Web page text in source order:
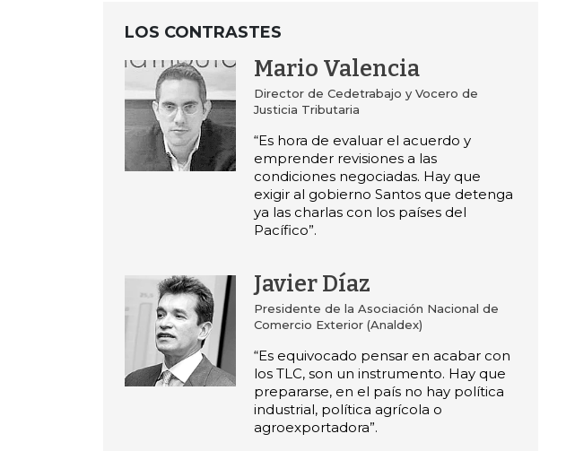
LOS CONTRASTES
Mario Valencia
Director de Cedetrabajo y Vocero de
Justicia Tributaria
“Es hora de evaluar el acuerdo y
emprender revisiones a las
condiciones negociadas. Hay que
exigir al gobierno Santos que detenga
ya las charlas con los países del
Pacífico”.
Javier Díaz
Presidente de la Asociación Nacional de
Comercio Exterior (Analdex)
“Es equivocado pensar en acabar con
los TLC, son un instrumento. Hay que
prepararse, en el país no hay política
industrial, política agrícola o
agroexportadora”.